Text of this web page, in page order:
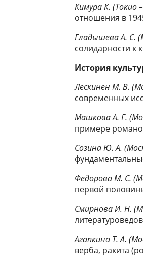
Кимура К.
отношения в
Гладышева А. С.
солидарности к
История
Лескинен М. В.
современных
Машкова А. Г.
примере
Созина Ю. А.
Федорова М. С.
первой
Смирнова И. Н.
Агапкина Т. А.
верба, ракита